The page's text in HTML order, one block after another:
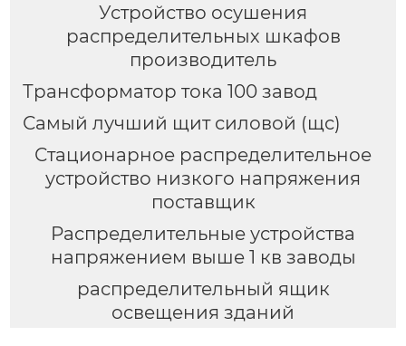
Устройство осушения
распределительных шкафов
производитель
Трансформатор тока 100 завод
Самый лучший щит силовой (щс)
Стационарное распределительное
устройство низкого напряжения
поставщик
Распределительные устройства
напряжением выше 1 кв заводы
распределительный ящик
освещения зданий